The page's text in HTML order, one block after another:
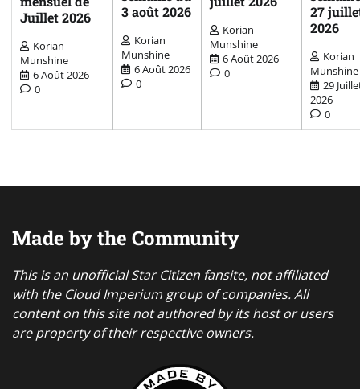
Juillet 2026
Korian
Munshine
6 Août 2026
0
3 août 2026
Korian
Munshine
6 Août 2026
0
Korian
Munshine
6 Août 2026
0
27
2026
Korian
Munshine
29
2026
0
Made by the Community
This is an unofficial Star Citizen fansite, not affiliated
with the Cloud Imperium group of companies. All
content on this site not authored by its host or users
are property of their respective owners.